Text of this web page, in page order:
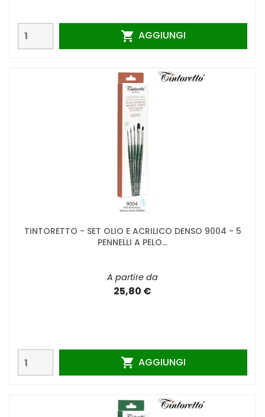
 AGGIUNGI
TINTORETTO - SET OLIO E ACRILICO DENSO 9004 - 5
PENNELLI A PELO...
A partire da
25,80 €
 AGGIUNGI